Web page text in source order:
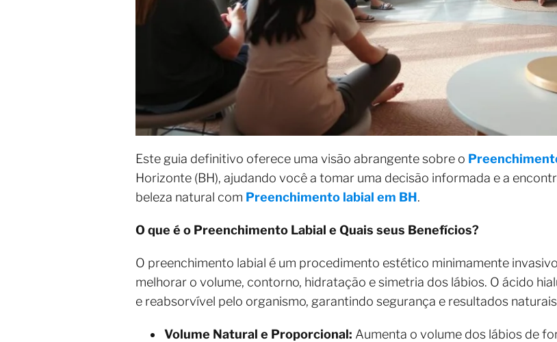
Este guia definitivo oferece uma visão abrangente sobre o
Horizonte (BH), ajudando você a tomar uma decisão informada e a
beleza natural com Preenchimento labial em BH.
O que é o Preenchimento Labial e Quais seus Benefícios?
O preenchimento labial é um procedimento estético minimamente
melhorar o volume, contorno, hidratação e simetria dos lábios. O ácido
e reabsorvível pelo organismo, garantindo segurança e resultados
Volume Natural e Proporcional: Aumenta o volume dos lábios de